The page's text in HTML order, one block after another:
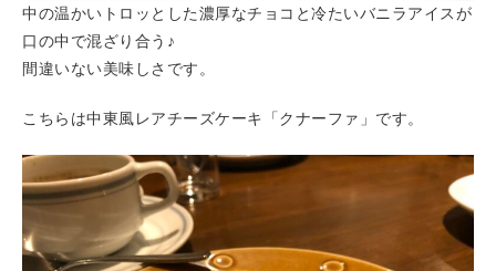
中の温かいトロッとした濃厚なチョコと冷たいバニラアイスが
口の中で混ざり合う♪
間違いない美味しさです。
こちらは中東風レアチーズケーキ「クナーファ」です。